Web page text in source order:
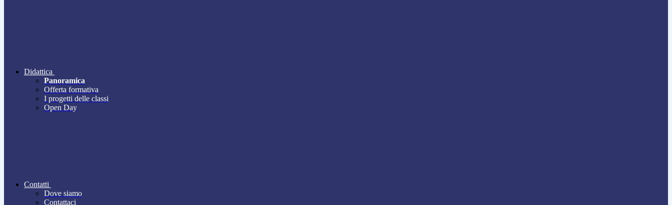
Didattica
Panoramica
Offerta formativa
I progetti delle classi
Open Day
Contatti
Dove siamo
Contattaci